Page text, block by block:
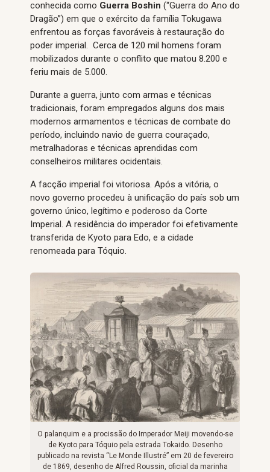
conhecida como Guerra Boshin (“Guerra do Ano do
Dragão”) em que o exército da família Tokugawa
enfrentou as forças favoráveis à restauração do
poder imperial. Cerca de 120 mil homens foram
mobilizados durante o conflito que matou 8.200 e
feriu mais de 5.000.
Durante a guerra, junto com armas e técnicas
tradicionais, foram empregados alguns dos mais
modernos armamentos e técnicas de combate do
período, incluindo navio de guerra couraçado,
metralhadoras e técnicas aprendidas com
conselheiros militares ocidentais.
A facção imperial foi vitoriosa. Após a vitória, o
novo governo procedeu à unificação do país sob um
governo único, legítimo e poderoso da Corte
Imperial. A residência do imperador foi efetivamente
transferida de Kyoto para Edo, e a cidade
renomeada para Tóquio.
O palanquim e a procissão do Imperador Meiji movendo-se
de Kyoto para Tóquio pela estrada Tokaido. Desenho
publicado na revista “Le Monde Illustré” em 20 de fevereiro
de 1869, desenho de Alfred Roussin, oficial da marinha